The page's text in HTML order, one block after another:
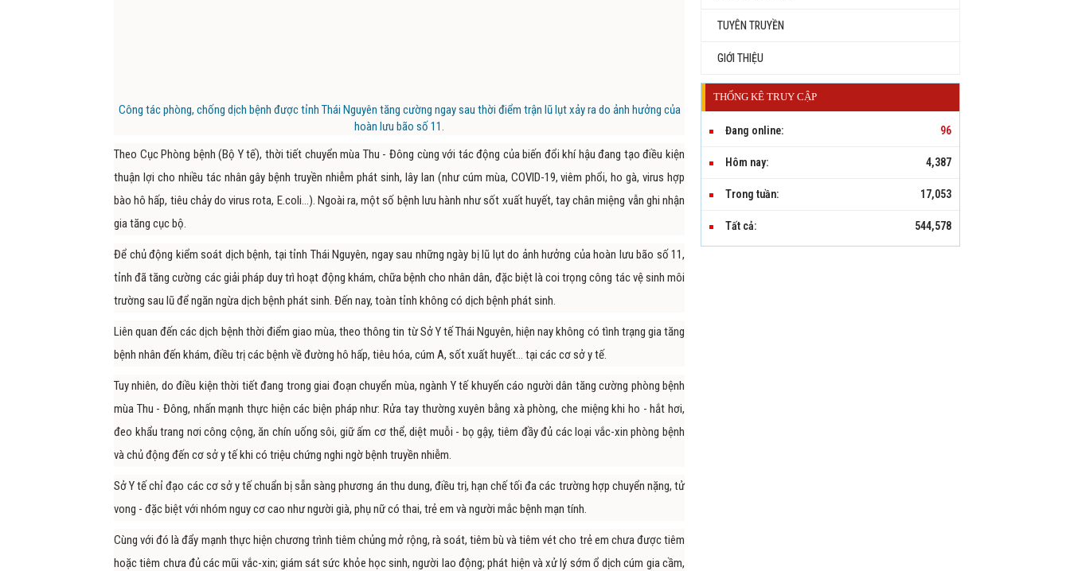
Công tác phòng, chống dịch bệnh được tỉnh Thái Nguyên tăng cường ngay sau thời điểm trận lũ lụt xảy ra do ảnh hưởng của
hoàn lưu bão số 11.
Theo Cục Phòng bệnh (Bộ Y tế), thời tiết chuyển mùa Thu - Đông cùng với tác động của biến đổi khí hậu đang tạo điều kiện
thuận lợi cho nhiều tác nhân gây bệnh truyền nhiễm phát sinh, lây lan (như cúm mùa, COVID-19, viêm phổi, ho gà, virus hợp
bào hô hấp, tiêu chảy do virus rota, E.coli…). Ngoài ra, một số bệnh lưu hành như sốt xuất huyết, tay chân miệng vẫn ghi nhận
gia tăng cục bộ.
Để chủ động kiểm soát dịch bệnh, tại tỉnh Thái Nguyên, ngay sau những ngày bị lũ lụt do ảnh hưởng của hoàn lưu bão số 11,
tỉnh đã tăng cường các giải pháp duy trì hoạt động khám, chữa bệnh cho nhân dân, đặc biệt là coi trọng công tác vệ sinh môi
trường sau lũ để ngăn ngừa dịch bệnh phát sinh. Đến nay, toàn tỉnh không có dịch bệnh phát sinh.
Liên quan đến các dịch bệnh thời điểm giao mùa, theo thông tin từ Sở Y tế Thái Nguyên, hiện nay không có tình trạng gia tăng
bệnh nhân đến khám, điều trị các bệnh về đường hô hấp, tiêu hóa, cúm A, sốt xuất huyết... tại các cơ sở y tế.
Tuy nhiên, do điều kiện thời tiết đang trong giai đoạn chuyển mùa, ngành Y tế khuyến cáo người dân tăng cường phòng bệnh
mùa Thu - Đông, nhấn mạnh thực hiện các biện pháp như: Rửa tay thường xuyên bằng xà phòng, che miệng khi ho - hắt hơi,
đeo khẩu trang nơi công cộng, ăn chín uống sôi, giữ ấm cơ thể, diệt muỗi - bọ gậy, tiêm đầy đủ các loại vắc-xin phòng bệnh
và chủ động đến cơ sở y tế khi có triệu chứng nghi ngờ bệnh truyền nhiễm.
Sở Y tế chỉ đạo các cơ sở y tế chuẩn bị sẵn sàng phương án thu dung, điều trị, hạn chế tối đa các trường hợp chuyển nặng, tử
vong - đặc biệt với nhóm nguy cơ cao như người già, phụ nữ có thai, trẻ em và người mắc bệnh mạn tính.
Cùng với đó là đẩy mạnh thực hiện chương trình tiêm chủng mở rộng, rà soát, tiêm bù và tiêm vét cho trẻ em chưa được tiêm
hoặc tiêm chưa đủ các mũi vắc-xin; giám sát sức khỏe học sinh, người lao động; phát hiện và xử lý sớm ổ dịch cúm gia cầm,
TUYÊN TRUYỀN
GIỚI THIỆU
THỐNG KÊ TRUY CẬP
Đang online: 96
Hôm nay: 4,387
Trong tuần: 17,053
Tất cả: 544,578